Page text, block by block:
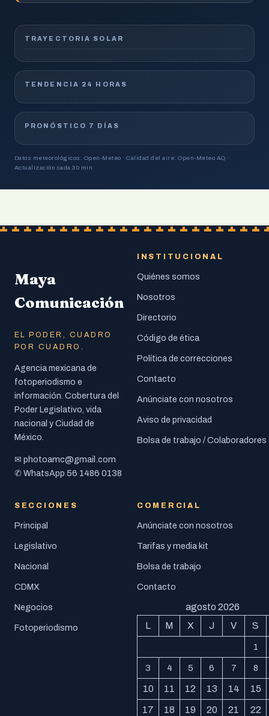
TRAYECTORIA SOLAR
TENDENCIA 24 HORAS
PRONÓSTICO 7 DÍAS
Datos meteorológicos: Open-Meteo · Calidad del aire: Open-Meteo AQ ·
Actualización cada 30 min
Maya
Comunicación
EL PODER, CUADRO
POR CUADRO.
Agencia mexicana de
fotoperiodismo e
información. Cobertura del
Poder Legislativo, vida
nacional y Ciudad de
México.
✉ photoamc@gmail.com
✆ WhatsApp 56 1486 0138
INSTITUCIONAL
Quiénes somos
Nosotros
Directorio
Código de ética
Política de correcciones
Contacto
Anúnciate con nosotros
Aviso de privacidad
Bolsa de trabajo / Colaboradores
SECCIONES
Principal
Legislativo
Nacional
CDMX
Negocios
Fotoperiodismo
COMERCIAL
Anúnciate con nosotros
Tarifas y media kit
Bolsa de trabajo
Contacto
agosto 2026
L
M X J V S
1
3 4 5 6 7 8
10 11 12 13 14 15
17 18 19 20 21 22